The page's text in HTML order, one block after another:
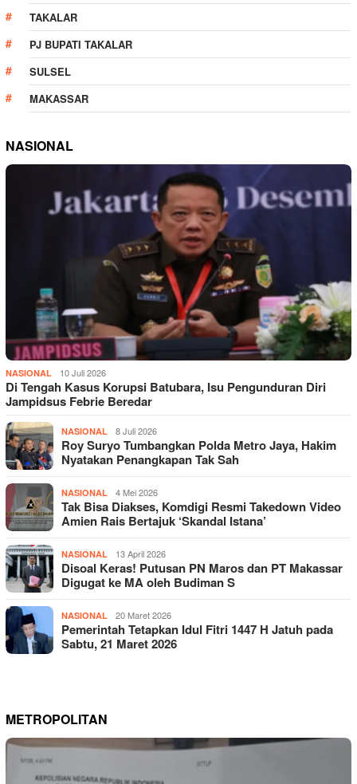
TAKALAR
PJ BUPATI TAKALAR
SULSEL
MAKASSAR
NASIONAL
NASIONAL 10 Juli 2026
Di Tengah Kasus Korupsi Batubara, Isu Pengunduran Diri
Jampidsus Febrie Beredar
NASIONAL 8 Juli 2026
Roy Suryo Tumbangkan Polda Metro Jaya, Hakim
Nyatakan Penangkapan Tak Sah
NASIONAL 4 Mei 2026
Tak Bisa Diakses, Komdigi Resmi Takedown Video
Amien Rais Bertajuk ‘Skandal Istana’
NASIONAL 13 April 2026
Disoal Keras! Putusan PN Maros dan PT Makassar
Digugat ke MA oleh Budiman S
NASIONAL 20 Maret 2026
Pemerintah Tetapkan Idul Fitri 1447 H Jatuh pada
Sabtu, 21 Maret 2026
METROPOLITAN